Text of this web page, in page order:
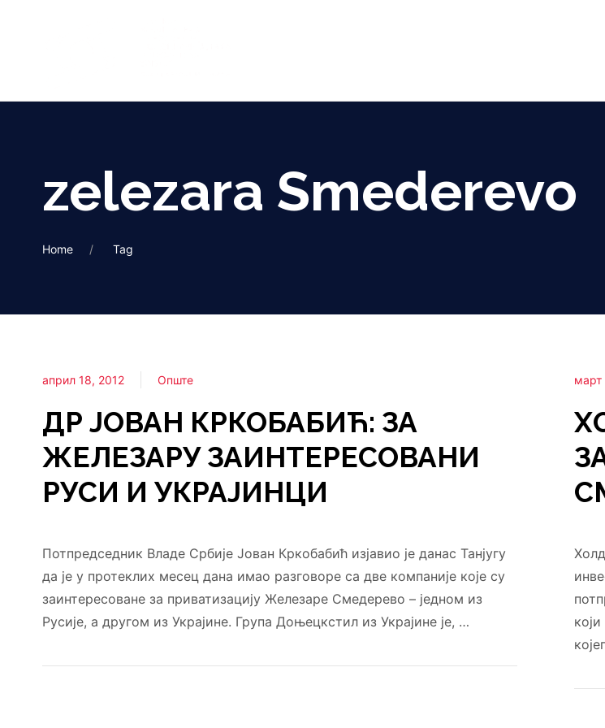
zelezara Smederevo
Home Tag
април 18, 2012 Опште
ДР ЈОВАН КРКОБАБИЋ: ЗА
ЖЕЛЕЗАРУ ЗАИНТЕРЕСОВАНИ
РУСИ И УКРАЈИНЦИ
Потпредседник Владе Србије Јован Кркобабић изјавио је данас Танјугу
да је у протеклих месец дана имао разговоре са две компаније које су
заинтересоване за приватизацију Железаре Смедерево – једном из
Русије, а другом из Украјине. Група Доњецкстил из Украјине је, …
март